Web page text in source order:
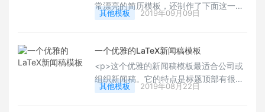
下沉。</p>
常漂亮的简历模板，还制作了下面这一个
彩色的备忘单的模板，整个备忘单可以选
需的内容。作者也在自己的网站进行了详
细的设计思路的解释和说明：参看<a
href="https://latex-
ninja.com/2019/07/15/cheat-sheets-
and-study-summaries/"
其他模板 2019年09月09日
一个优雅的LaTeX新闻稿模板
<p>这个优雅的新闻稿模板最适合公司或
组织新闻稿。它的特点是标题顶部有很大
的空间，适合展示公司的标志和相关信
其他模板 2019年08月22日